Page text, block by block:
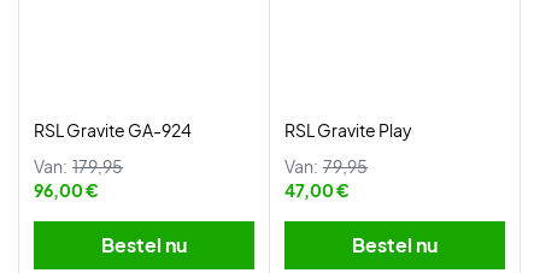
RSL Gravite GA-924
Van: 179,95
96,00 €
Bestel nu
RSL Gravite Play
Van: 79,95
47,00 €
Bestel nu